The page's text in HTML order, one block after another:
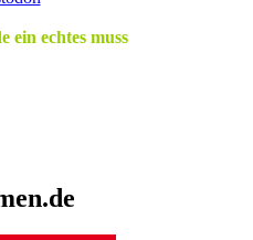
Complete
ein echtes muss